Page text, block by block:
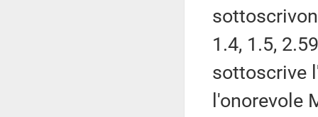
1.4, 1.5,
sottoscrive
l'onorevole